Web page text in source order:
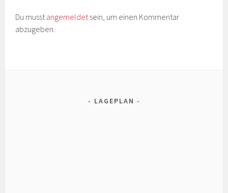
Du musstangemeldetsein, um einen Kommentar
abzugeben.
LAGEPLAN